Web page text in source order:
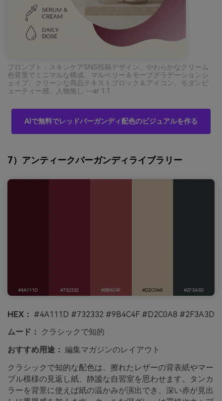
プロンプト：スキンケアSNS投稿デザイン、やわらかなクリーム
色背景でミニマルな構成、マルベリー＆モーブグラデーションシ
ェイプ、クリーンな商品テキストブロック＆アイコン、モダンビ
ューティー感、人物無し --ar 1:1
AIで無料でレッドバーガンディ配色のビジュアルを作る
7）アンティークバーガンディライブラリー
HEX： #4A111D #732332 #9B4C4F #D2C0A8 #2F3A3D
ムード：
クラシックで知的
おすすめ用途： 編集マガジンのレイアウト
クラシックで知的な配色は、擦れたレザーの背表紙やマー
ブル模様の見返し紙、静謐な自習室を思わせます。タンカ
ラーを背景に使えば紙の温かみが演出でき、深い赤が見出